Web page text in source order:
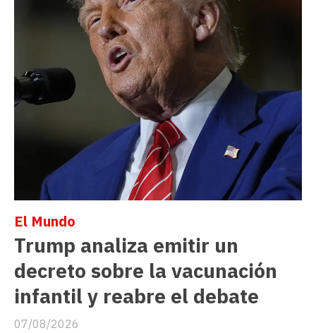
Trump analiza emitir un
decreto sobre la vacunación
infantil y reabre el debate
El Mundo
07/08/2026